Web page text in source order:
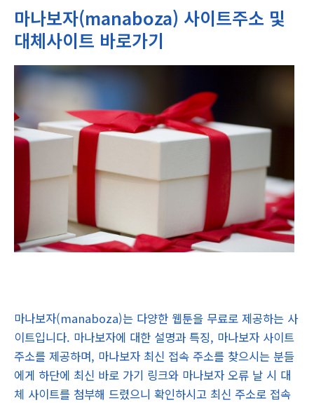
마나보자(manaboza) 사이트주소 및
대체사이트 바로가기
마나보자(manaboza)는 다양한 웹툰을 무료로 제공하는 사
이트입니다. 마나보자에 대한 설명과 특징, 마나보자 사이트
주소를 제공하며, 마나보자 최신 접속 주소를 찾으시는 분들
에게 하단에 최신 바로 가기 링크와 마나보자 오류 날 시 대
체 사이트를 첨부해 드렸으니 확인하시고 최신 주소로 접속